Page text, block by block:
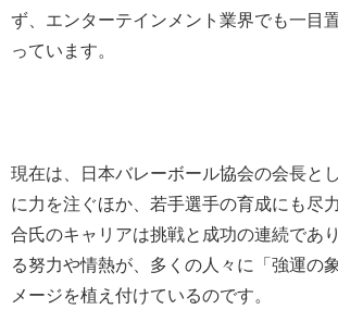
ず、エンターテインメント業界でも一目
っています。
現在は、日本バレーボール協会の会長と
に力を注ぐほか、若手選手の育成にも尽
合氏のキャリアは挑戦と成功の連続であ
る努力や情熱が、多くの人々に「強運の
メージを植え付けているのです。